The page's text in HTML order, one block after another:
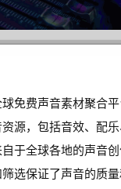
免费声音素材聚合
源，包括音效、配乐
于全球各地的声音
选保证了声音的质